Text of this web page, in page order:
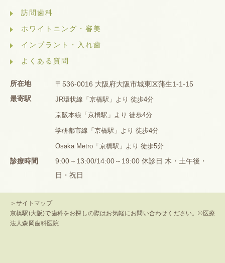
訪問歯科
ホワイトニング・審美
インプラント・入れ歯
よくある質問
所在地
〒536-0016 大阪府大阪市城東区蒲生1-1-15
最寄駅
JR環状線「京橋駅」より 徒歩4分
京阪本線「京橋駅」より 徒歩4分
学研都市線「京橋駅」より 徒歩4分
Osaka Metro「京橋駅」より 徒歩5分
診療時間
9:00～13:00/14:00～19:00 休診日 木・土午後・
日・祝日
＞サイトマップ
京橋駅(大阪)で歯科をお探しの際はお気軽にお問い合わせください。©医療
法人森岡歯科医院